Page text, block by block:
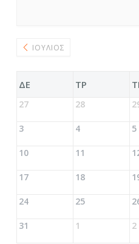
ΙΟΎΛΙΟΣ
ΔΕ ΤΡ
27 28
3 4 5
10 11
17 18
24 25
31 1 2